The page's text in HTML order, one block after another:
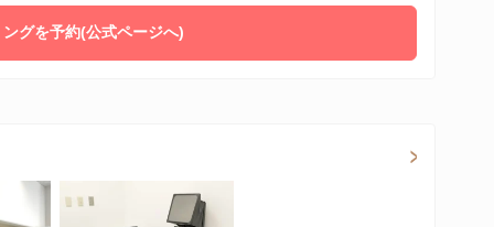
グを予約(公式ページへ)